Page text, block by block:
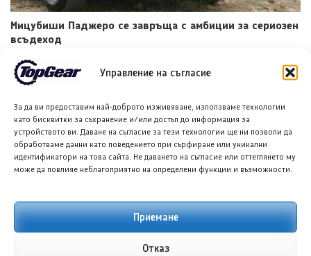
Управление на съгласие
За да ви предоставим най-доброто изживяване, използваме технологии
като бисквитки за съхранение и/или достъп до информация за
устройството ви. Даване на съгласие за тези технологии ще ни позволи да
обработваме данни като поведението при сърфиране или уникални
идентификатори на това сайта. Не даването на съгласие или оттеглянето му
може да повлияе неблагоприятно на определени функции и възможности.
Приемане
Отказ
Мицубиши Паджеро се завръща с амбиции за сериозен
всъдеход
Мерцедес-АМГ ГТ 53 ЕВ заменя мощността с над 800
км пробег
ГЛОРИЯ ПЪРВАНОВА